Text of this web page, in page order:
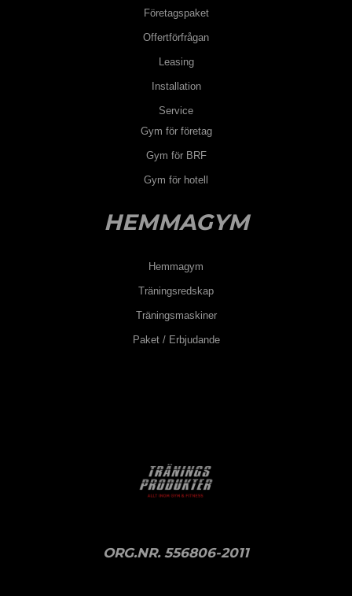
Företagspaket
Offertförfrågan
Leasing
Installation
Service
Gym för företag
Gym för BRF
Gym för hotell
HEMMAGYM
Hemmagym
Träningsredskap
Träningsmaskiner
Paket / Erbjudande
ORG.NR. 556806-2011